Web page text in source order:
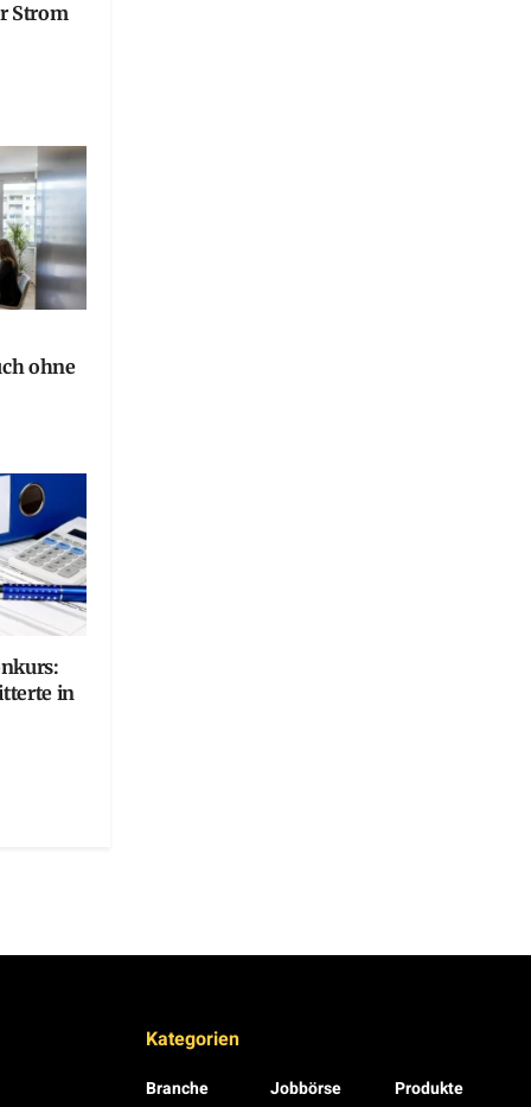
Strom
ohne
in
Kategorien
Branche Jobbörse Produkte